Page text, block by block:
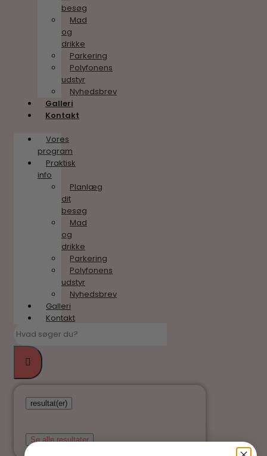
besøg
Mad
og
drikke
Parkering
Polyfonens
udstyr
Nyhedsbrev
Galleri
Kontakt
Vores
program
Praktisk
info
Planlæg
dit
besøg
Mad
og
drikke
Parkering
Polyfonens
udstyr
Nyhedsbrev
Galleri
Kontakt
resultat(er)
Se alle resultater